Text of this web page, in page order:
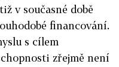
v současné době
financování.
s cílem
zřejmě není